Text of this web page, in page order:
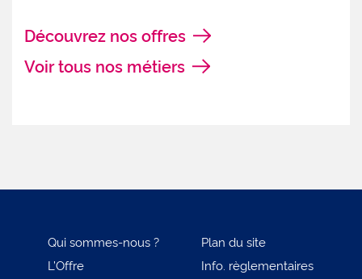
Découvrez nos offres
Voir tous nos métiers
Qui sommes-nous ?
L’Offre
Plan du site
Info. règlementaires